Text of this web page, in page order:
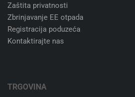
Zaštita privatnosti
Zbrinjavanje EE otpada
Registracija poduzeća
Kontaktirajte nas
TRGOVINA